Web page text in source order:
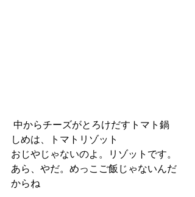
中からチーズがとろけだすトマト鍋
しめは、トマトリゾット
おじやじゃないのよ。リゾットです。
あら、やだ。めっこご飯じゃないんだ
からね